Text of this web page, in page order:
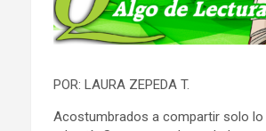
POR: LAURA ZEPEDA T.
Acostumbrados a compartir solo